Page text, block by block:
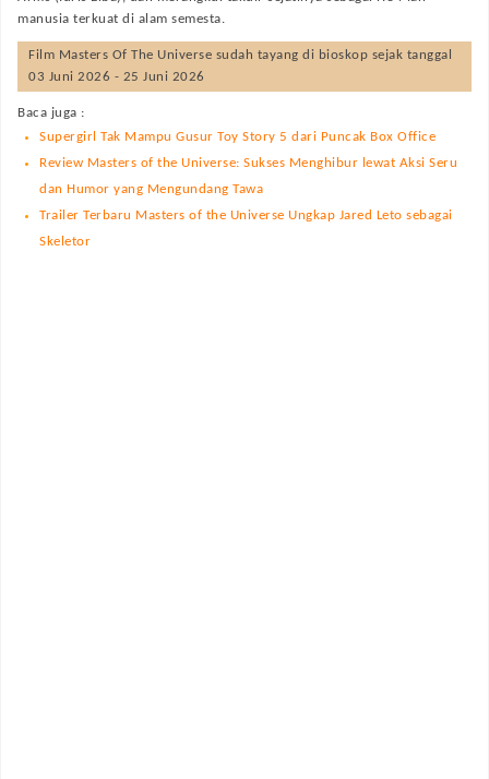
manusia terkuat di alam semesta.
Film Masters Of The Universe sudah tayang di bioskop sejak tanggal
03 Juni 2026 - 25 Juni 2026
Baca juga :
Supergirl Tak Mampu Gusur Toy Story 5 dari Puncak Box Office
Review Masters of the Universe: Sukses Menghibur lewat Aksi Seru
dan Humor yang Mengundang Tawa
Trailer Terbaru Masters of the Universe Ungkap Jared Leto sebagai
Skeletor